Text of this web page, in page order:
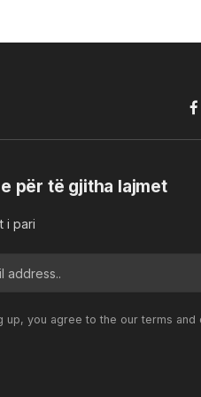
për të gjitha lajmet
i pari
up, you agree to the our terms and